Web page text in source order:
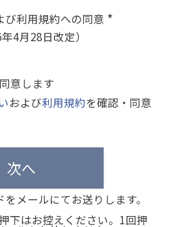
び利用規約への同意
4月28日改定）
意します
および利用規約を確認・同意
次へ
メールにてお送りします。
下はお控えください。1回押